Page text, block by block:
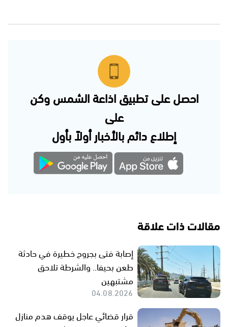
احصل على تطبيق اذاعة الشمس وكن
على
إطلاع دائم بالأخبار أولاً بأول
مقالات ذات علاقة
إصابة فتى بجروح خطيرة في حادثة
طعن بحيفا.. والشرطة تلاحق
مشتبهين
04.08.2026
قرار قضائي عاجل يوقف هدم منازل